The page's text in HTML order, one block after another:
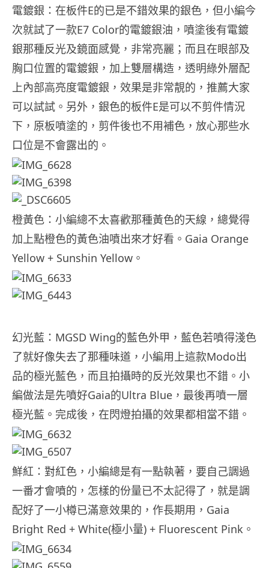
電鍍銀：在板件E的已是不錯效果的銀色，但小編今
次就試了一款E7 Color的電鍍銀油，噴塗後有電鍍
銀那種反光及鏡面感覺，非常亮麗；而且在眼部及
胸口位置的電鍍銀，加上雙層構造，透明綠外層配
上內部高亮度電鍍銀，效果是非常靚的，推薦大家
可以試試。另外，銀色的板件E是可以不剪件情況
下，原板噴塗的，剪件後也不用補色，放心那些水
口位是不會露出的。
橙黃色：小編總不太喜歡那種黃色的天線，總覺得
加上點橙色的黃色油噴出來才好看。Gaia Orange
Yellow + Sunshin Yellow。
幻光藍：MGSD Wing的藍色外甲，藍色若噴得淺色
了就好像失去了那種味道，小編用上這款Modo出
品的極光藍色，而且拍攝時的反光效果也不錯。小
編做法是先噴好Gaia的Ultra Blue，最後再噴一層
極光藍。完成後，在閃燈拍攝的效果都相當不錯。
鮮紅：對紅色，小編總是有一點執著，要自己調過
一番才會噴的，怎樣的份量已不太記得了，就是調
配好了一小樽已滿意效果的，作長期用，Gaia
Bright Red + White(極小量) + Fluorescent Pink。